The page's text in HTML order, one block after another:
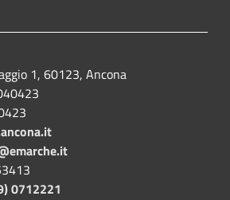
1, 60123, Ancona
0712221